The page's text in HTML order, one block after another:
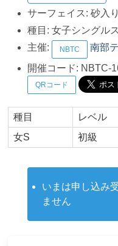
サーフェイス: 砂入
種目: 女子シングル
主催:
NBTC
南部
開催コード: NBTC-
QRコード
種目 レベル
女S
初級
いまは申し込み
ません